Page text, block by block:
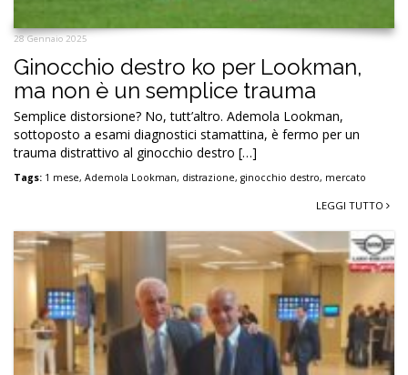
28 Gennaio 2025
Ginocchio destro ko per Lookman,
ma non è un semplice trauma
Semplice distorsione? No, tutt’altro. Ademola Lookman,
sottoposto a esami diagnostici stamattina, è fermo per un
trauma distrattivo al ginocchio destro […]
Tags: 1 mese, Ademola Lookman, distrazione, ginocchio destro, mercato
LEGGI TUTTO